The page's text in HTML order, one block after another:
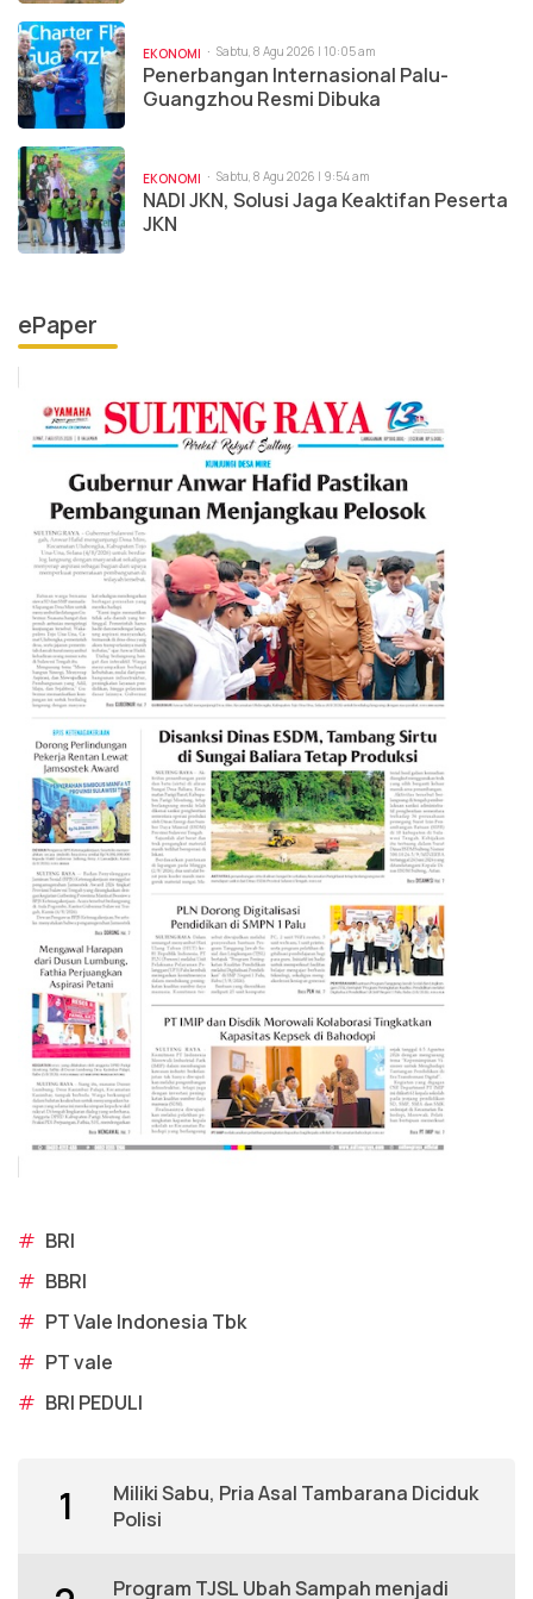
EKONOMI Sabtu, 8 Agu 2026 | 10:05 am
Penerbangan Internasional Palu-
Guangzhou Resmi Dibuka
EKONOMI Sabtu, 8 Agu 2026 | 9:54 am
NADI JKN, Solusi Jaga Keaktifan Peserta
JKN
ePaper
# BRI
# BBRI
# PT Vale Indonesia Tbk
# PT vale
# BRI PEDULI
1
Miliki Sabu, Pria Asal Tambarana Diciduk
Polisi
Program TJSL Ubah Sampah menjadi